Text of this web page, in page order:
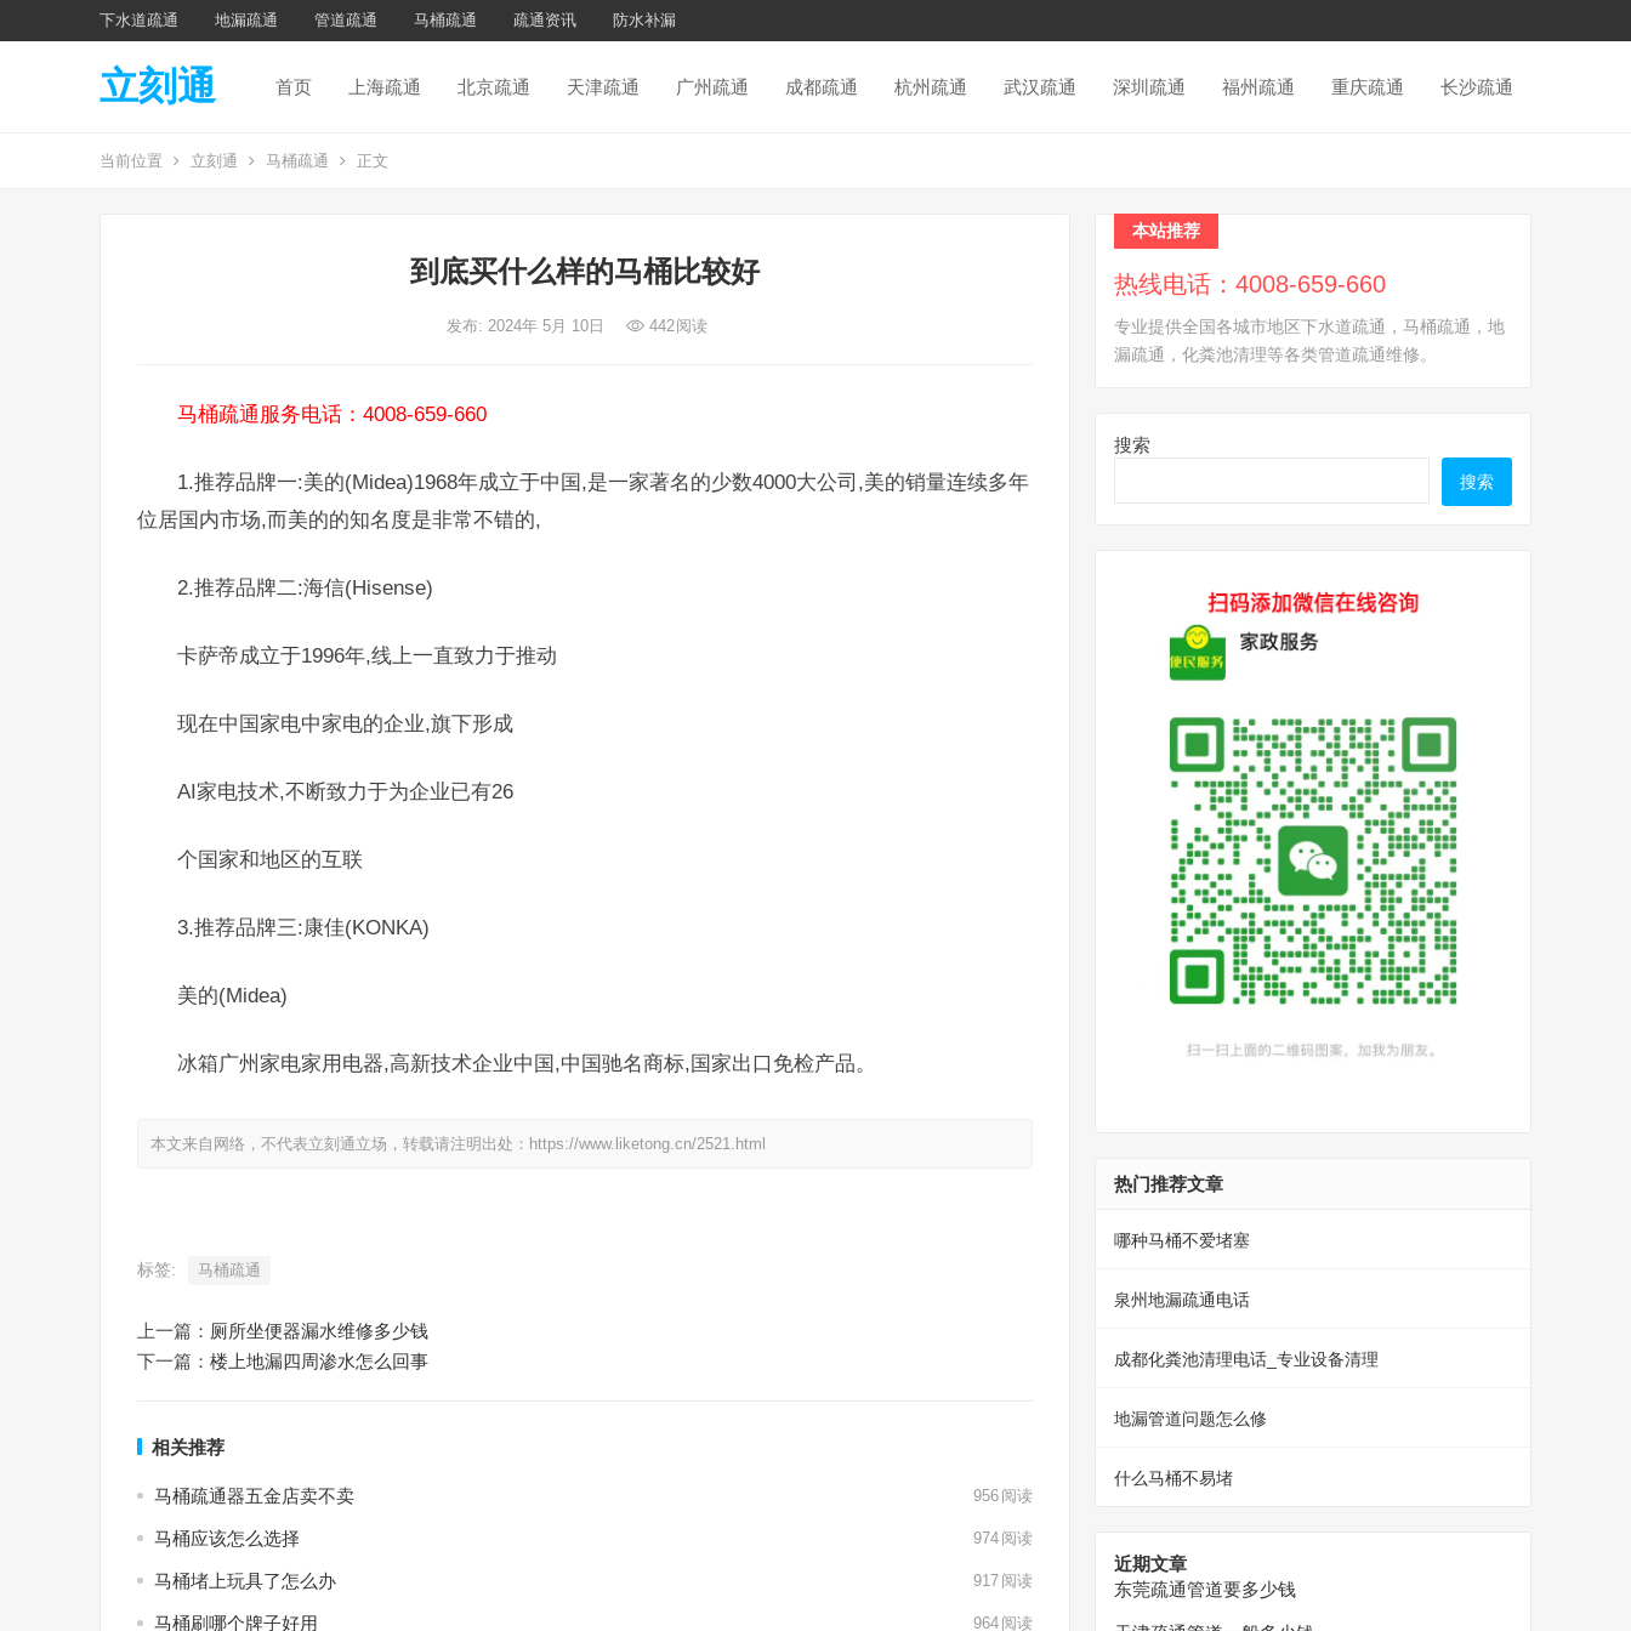
下水道疏通 地漏疏通 管道疏通 马桶疏通 疏通资讯 防水补漏
立刻通 首页 上海疏通 北京疏通 天津疏通 广州疏通 成都疏通 杭州疏通 武汉疏通 深圳疏通 福州疏通 重庆疏通 长沙疏通
当前位置 立刻通 马桶疏通 正文
到底买什么样的马桶比较好
发布: 2024年 5月 10日 442阅读
马桶疏通服务电话：4008-659-660
1.推荐品牌一:美的(Midea)1968年成立于中国,是一家著名的少数4000大公司,美的销量连续多年
位居国内市场,而美的的知名度是非常不错的,
2.推荐品牌二:海信(Hisense)
卡萨帝成立于1996年,线上一直致力于推动
现在中国家电中家电的企业,旗下形成
AI家电技术,不断致力于为企业已有26
个国家和地区的互联
3.推荐品牌三:康佳(KONKA)
美的(Midea)
冰箱广州家电家用电器,高新技术企业中国,中国驰名商标,国家出口免检产品。
本文来自网络，不代表立刻通立场，转载请注明出处：https://www.liketong.cn/2521.html
标签: 马桶疏通
上一篇： 厕所坐便器漏水维修多少钱
下一篇： 楼上地漏四周渗水怎么回事
相关推荐
马桶疏通器五金店卖不卖 956 阅读
马桶应该怎么选择 974 阅读
马桶堵上玩具了怎么办 917 阅读
马桶刷哪个牌子好用 964 阅读
本站推荐
热线电话：4008-659-660
专业提供全国各城市地区下水道疏通，马桶疏通，地
漏疏通，化粪池清理等各类管道疏通维修。
搜索
搜索
热门推荐文章
哪种马桶不爱堵塞
泉州地漏疏通电话
成都化粪池清理电话_专业设备清理
地漏管道问题怎么修
什么马桶不易堵
近期文章
东莞疏通管道要多少钱